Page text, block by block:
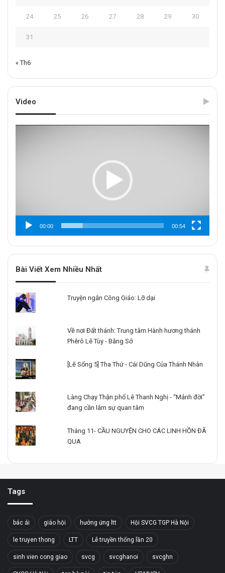
24 25 26 27 28 29 30
31
« Th6
Video
00:00 00:54
Bài Viết Xem Nhiều Nhất
Truyện ngắn Công Giáo: Lỡ dại
Về nơi Đất thánh: Trung tâm Hành hương thánh
Phêrô Lê Tùy - Bằng Sở
[Lẽ Sống 5] Tha Thứ - Cái Dũng Của Thánh Nhân
Làng Chạy Thận phố Lê Thanh Nghị - “Mảnh đời”
đang cần lắm sự quan tâm
Tháng 11- CẦU NGUYỆN CHO CÁC LINH HỒN ĐÃ
QUA
Tags
bác ái giáo hội hưởng ứng ltt Hội SVCG TGP Hà Nội
le truyen thong LTT Lễ truyền thống lần 20
sinh vien cong giao svcg svcghanoi svcghn